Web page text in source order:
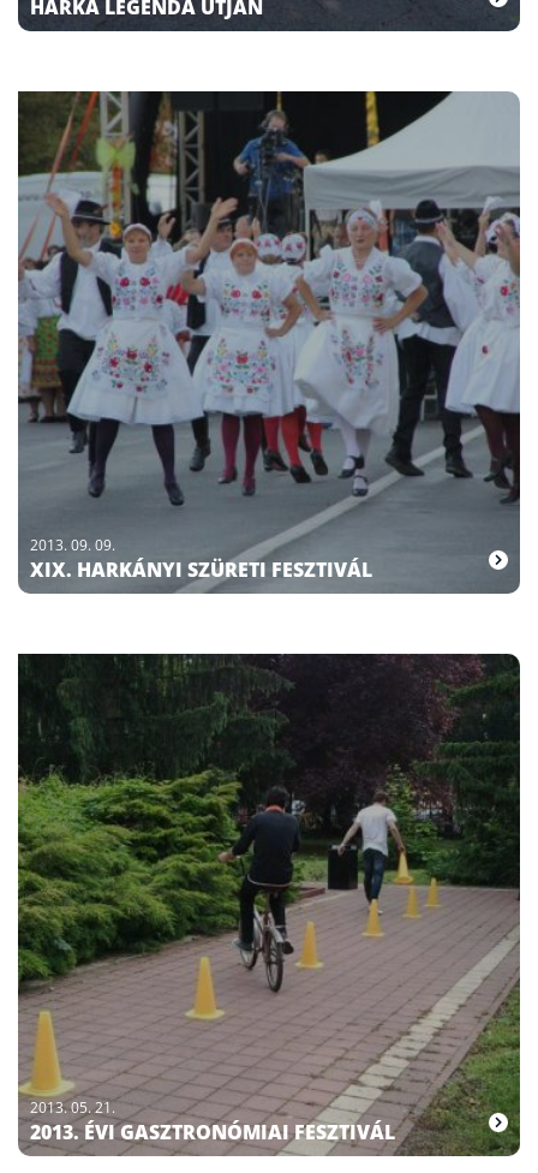
HARKA LEGENDA ÚTJÁN
2013. 09. 09.
XIX. HARKÁNYI SZÜRETI FESZTIVÁL
2013. 05. 21.
2013. ÉVI GASZTRONÓMIAI FESZTIVÁL